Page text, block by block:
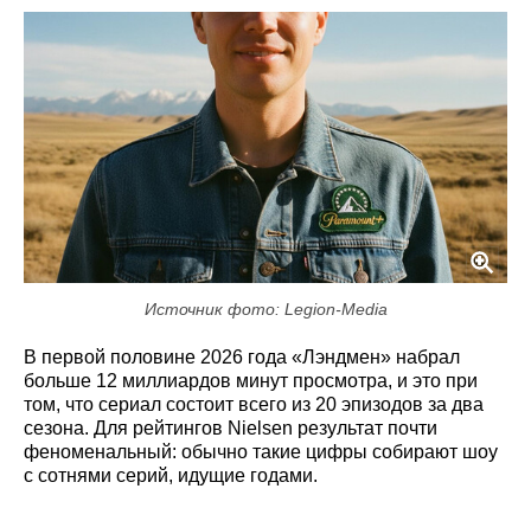
Источник фото: Legion-Media
В первой половине 2026 года «Лэндмен» набрал
больше 12 миллиардов минут просмотра, и это при
том, что сериал состоит всего из 20 эпизодов за два
сезона. Для рейтингов Nielsen результат почти
феноменальный: обычно такие цифры собирают шоу
с сотнями серий, идущие годами.